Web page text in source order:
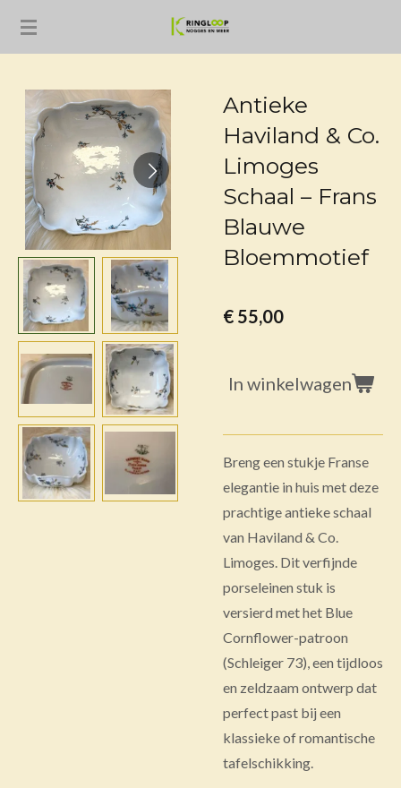
Ga
hoofdinhoud
Antieke
Haviland & Co.
Limoges
Schaal – Frans
Blauwe
Bloemmotief
€ 55,00
In winkelwagen
Breng een stukje Franse
elegantie in huis met deze
prachtige antieke schaal
van Haviland & Co.
Limoges. Dit verfijnde
porseleinen stuk is
versierd met het Blue
Cornflower-patroon
(Schleiger 73), een tijdloos
en zeldzaam ontwerp dat
perfect past bij een
klassieke of romantische
tafelschikking.